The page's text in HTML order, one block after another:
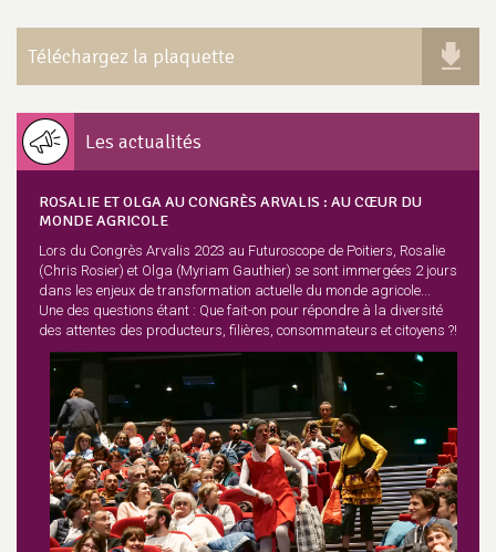
Téléchargez la plaquette
Les actualités
ROSALIE ET OLGA AU CONGRÈS ARVALIS : AU CŒUR DU
MONDE AGRICOLE
Lors du Congrès Arvalis 2023 au Futuroscope de Poitiers, Rosalie
(Chris Rosier) et Olga (Myriam Gauthier) se sont immergées 2 jours
dans les enjeux de transformation actuelle du monde agricole...
Une des questions étant : Que fait-on pour répondre à la diversité
des attentes des producteurs, filières, consommateurs et citoyens ?!